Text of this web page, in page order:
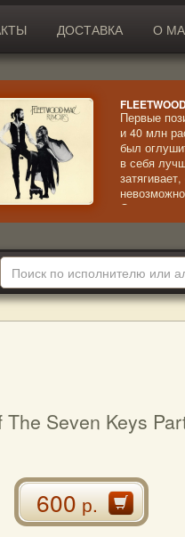
ДОСТАВКА О
Первые
и 40 млн
был
в себя
Особенно
Seven Keys
600р.